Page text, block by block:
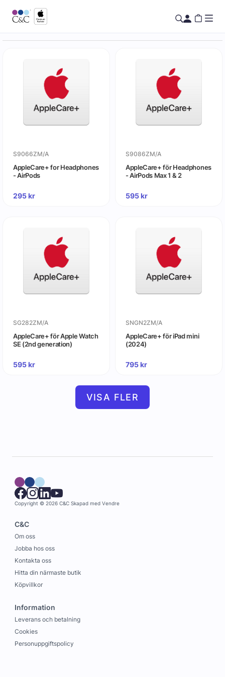
S9066ZM/A
AppleCare+ for Headphones
- AirPods
295kr
S9086ZM/A
AppleCare+ för Headphones
- AirPods Max 1 & 2
595kr
SG282ZM/A
AppleCare+ för Apple Watch
SE (2nd generation)
595kr
SNGN2ZM/A
AppleCare+ för iPad mini
(2024)
795kr
VISA FLER
Copyright © 2026 C&C Skapad med Vendre
C&C
Om oss
Jobba hos oss
Kontakta oss
Hitta din närmaste butik
Köpvillkor
Information
Leverans och betalning
Cookies
Personuppgiftspolicy